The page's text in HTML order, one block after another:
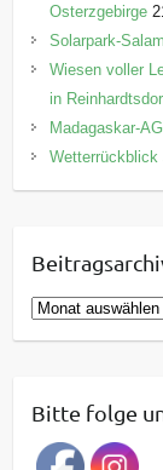
Osterzgebirge
Solarpark-
Wiesen voller
in
Madagaskar-
Wetterrückblick
B
e
r
a
Bitte folge